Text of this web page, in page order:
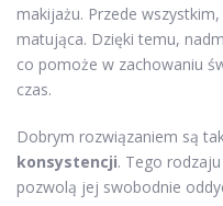
makijażu. Przede wszystkim,
matująca. Dzięki temu,
co pomoże w zachowaniu
czas.
Dobrym rozwiązaniem są
konsystencji. Tego
pozwolą jej swobodnie